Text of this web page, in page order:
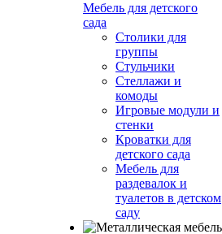
Мебель для детского
сада
Столики для
группы
Стульчики
Стеллажи и
комоды
Игровые модули и
стенки
Кроватки для
детского сада
Мебель для
раздевалок и
туалетов в детском
саду